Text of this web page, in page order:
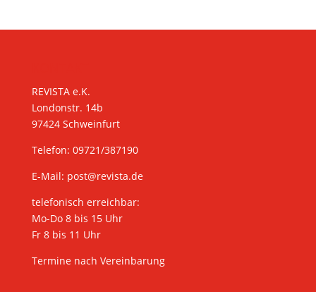
REVISTA e.K.
Londonstr. 14b
97424 Schweinfurt
Telefon: 09721/387190
E-Mail: post@revista.de
telefonisch erreichbar:
Mo-Do 8 bis 15 Uhr
Fr 8 bis 11 Uhr
Termine nach Vereinbarung